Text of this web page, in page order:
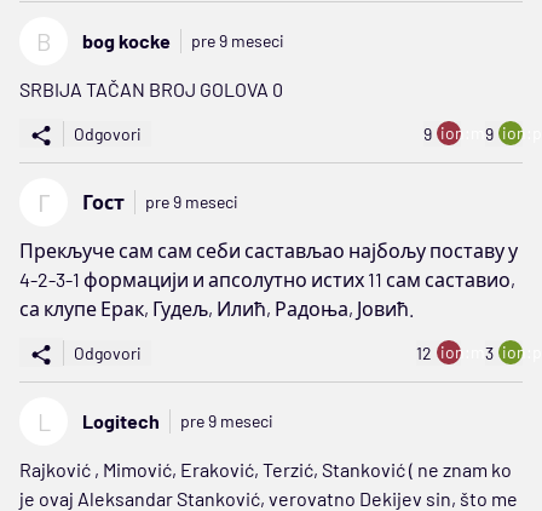
B bog kocke pre 9 meseci
SRBIJA TAČAN BROJ GOLOVA 0
Odgovori 9 ion:minus
9
Г Гост pre 9 meseci
Прекључе сам сам себи састављао најбољу поставу у
4-2-3-1 формацији и апсолутно истих 11 сам саставио,
са клупе Ерак, Гудељ, Илић, Радоња, Јовић.
Odgovori 12 ion:minus
3
L Logitech pre 9 meseci
Rajković , Mimović, Eraković, Terzić, Stanković ( ne znam ko
je ovaj Aleksandar Stanković, verovatno Dekijev sin, što me